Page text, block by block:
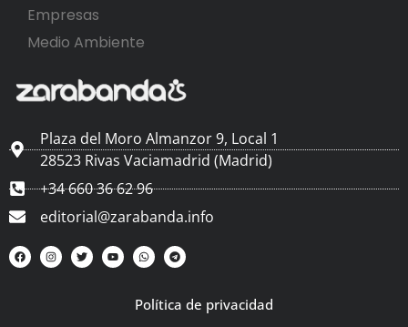
Empresas
Medio Ambiente
Plaza del Moro Almanzor 9, Local 1
28523 Rivas Vaciamadrid (Madrid)
+34 660 36 62 96
editorial@zarabanda.info
Política de privacidad